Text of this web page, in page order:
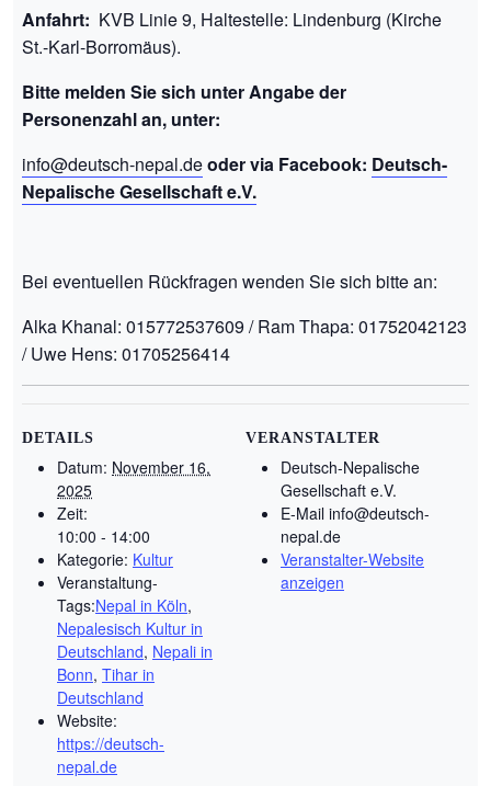
Anfahrt: KVB Linie 9, Haltestelle: Lindenburg (Kirche
St.-Karl-Borromäus).
Bitte melden Sie sich unter Angabe der
Personenzahl an, unter:
info@deutsch-nepal.deoder via Facebook: Deutsch-
Nepalische Gesellschaft e.V.
Bei eventuellen Rückfragen wenden Sie sich bitte an:
Alka Khanal: 015772537609 / Ram Thapa: 01752042123
/ Uwe Hens: 01705256414
DETAILS
Datum: November 16,
2025
Zeit:
10:00 - 14:00
Kategorie: Kultur
Veranstaltung-
Tags:Nepal in Köln,
Nepalesisch Kultur in
Deutschland, Nepali in
Bonn, Tihar in
Deutschland
Website:
https://deutsch-
nepal.de
VERANSTALTER
Deutsch-Nepalische
Gesellschaft e.V.
E-Mail info@deutsch-
nepal.de
Veranstalter-Website
anzeigen